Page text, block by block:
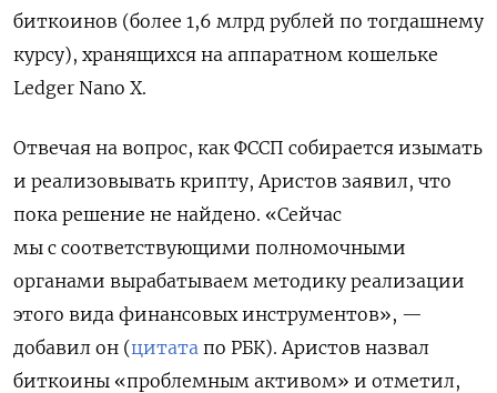
биткоинов (более 1,6 млрд рублей по тогдашнему
курсу), хранящихся на аппаратном кошельке
Ledger Nano X.
Отвечая на вопрос, как ФССП собирается изымать
и реализовывать крипту, Аристов заявил, что
пока решение не найдено. «Сейчас
мы с соответствующими полномочными
органами вырабатываем методику реализации
этого вида финансовых инструментов», —
добавил он (цитата по РБК). Аристов назвал
биткоины «проблемным активом» и отметил,